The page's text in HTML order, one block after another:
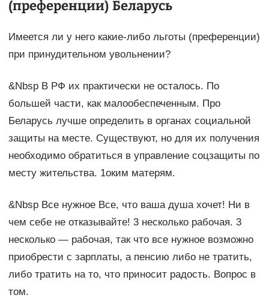
(преференции) Беларусь
Имеется ли у него какие-либо льготы (преференции)
при принудительном увольнении?
&Nbsp В РФ их практически не осталось. По
большей части, как малообеспеченным. Про
Беларусь лучше определить в органах социальной
защиты на месте. Существуют, но для их получения
необходимо обратиться в управление соцзащиты по
месту жительства. 1оким матерям.
&Nbsp Все нужное Все, что ваша душа хочет! Ни в
чем себе не отказывайте! 3 несколько рабочая. 3
несколько — рабочая, так что все нужное возможно
приобрести с зарплаты, а пенсию либо не тратить,
либо тратить на то, что приносит радость. Вопрос в
том.